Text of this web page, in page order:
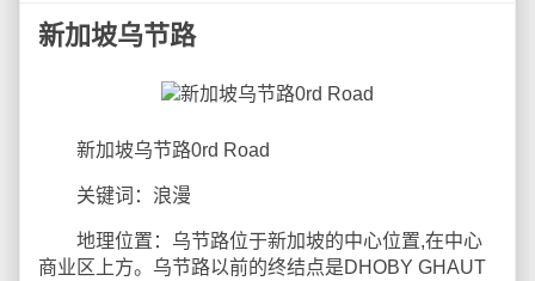
新加坡乌节路
新加坡乌节路0rd Road
关键词：浪漫
地理位置：乌节路位于新加坡的中心位置,在中心
商业区上方。乌节路以前的终结点是DHOBY GHAUT